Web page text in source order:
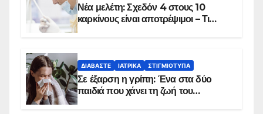
Νέα μελέτη: Σχεδόν 4 στους 10
καρκίνους είναι αποτρέψιμοι – Τι
ΔΙΑΒΆΣΤΕ ΙΑΤΡΙΚΆ ΣΤΙΓΜΙΌΤΥΠΑ
Σε έξαρση η γρίπη: Ένα στα δύο
παιδιά που χάνει τη ζωή του